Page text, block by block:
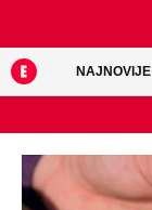
NAJNOVIJE